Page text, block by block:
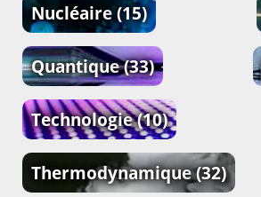
Nucléaire(15)
Quantique(33)
Technologie(10)
Thermodynamique(32)